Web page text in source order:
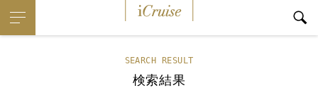
SEARCH RESULT
検索結果